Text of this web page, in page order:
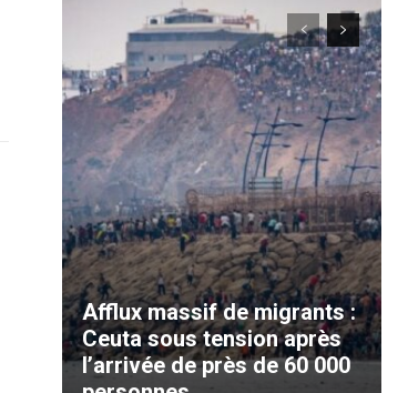
Afflux massif de migrants :
Ceuta sous tension après
l’arrivée de près de 60 000